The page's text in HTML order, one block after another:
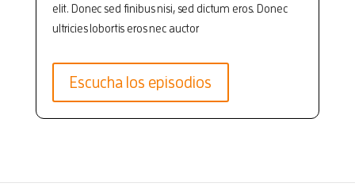
elit. Donec sed finibus nisi, sed dictum eros. Donec
ultricies lobortis eros nec auctor
Escucha los episodios